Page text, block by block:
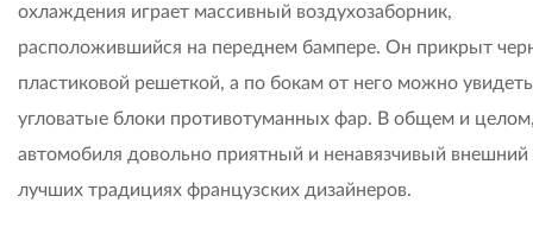
охлаждения играет массивный воздухозаборник,
расположившийся на переднем бампере. Он прикрыт
пластиковой решеткой, а по бокам от него можно увидеть
угловатые блоки противотуманных фар. В общем и
автомобиля довольно приятный и ненавязчивый внешний
лучших традициях французских дизайнеров.